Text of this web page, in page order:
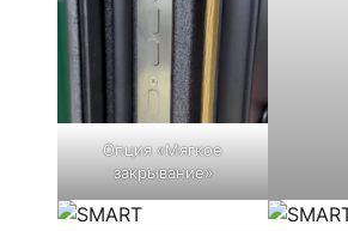
Опция «Мягкое
закрывание»